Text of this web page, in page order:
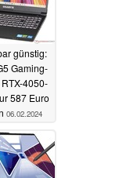
günstig:
Gaming-
4050-
587 Euro
06.02.2024